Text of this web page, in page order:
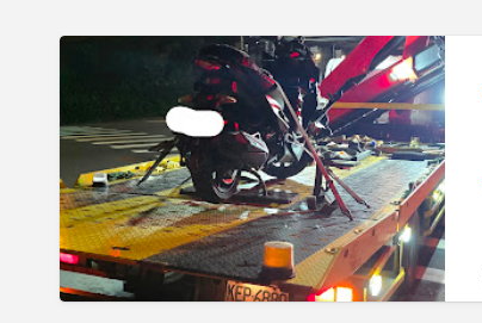
車
24H
15
分
鐘
必
達
時
苗
栗
汽
車
重
機